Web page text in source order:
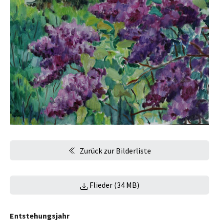
Zurück zur Bilderliste
Flieder (34 MB)
Entstehungsjahr